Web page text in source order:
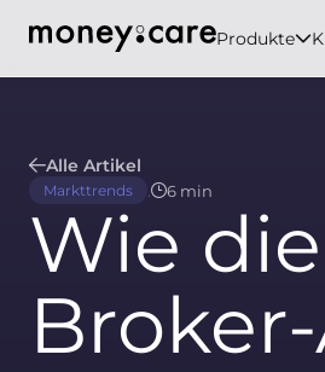
Produkte
Alle Artikel
Markttrends 6 min
Wie die